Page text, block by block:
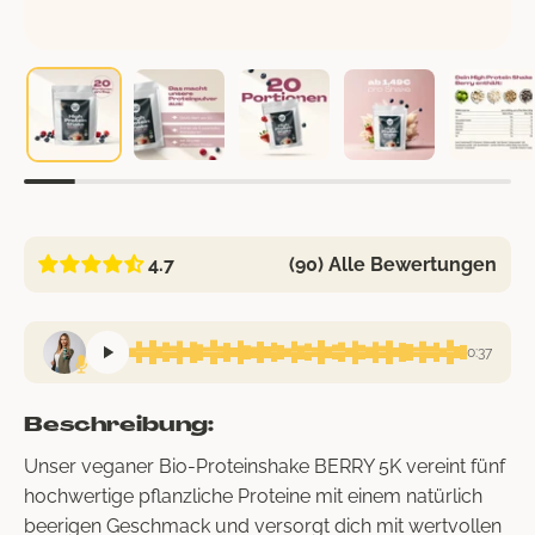
4.7 (90) Alle Bewertungen
0:37
Beschreibung:
Unser veganer Bio-Proteinshake BERRY 5K vereint fünf
hochwertige pflanzliche Proteine mit einem natürlich
beerigen Geschmack und versorgt dich mit wertvollen